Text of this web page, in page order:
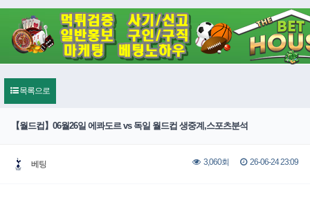
목록으로
【월드컵】06월26일 에콰도르 vs 독일 월드컵 생중계,스포츠분석
베팅 3,060회 26-06-24 23:09